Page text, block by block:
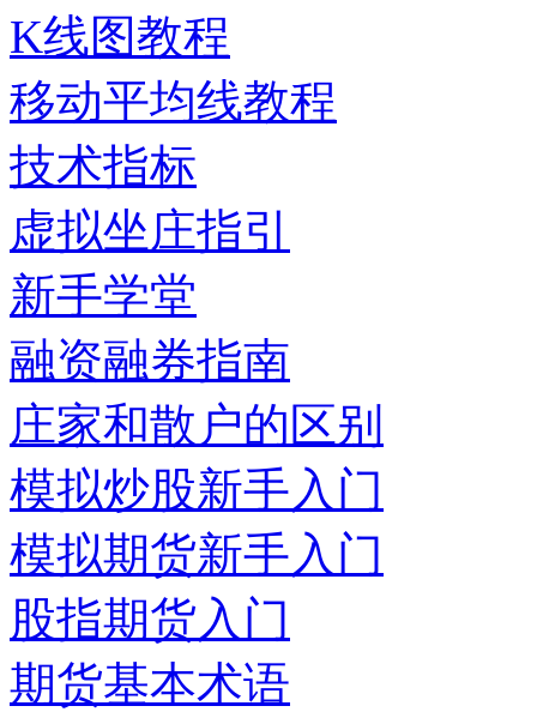
K线图教程
移动平均线教程
技术指标
虚拟坐庄指引
新手学堂
融资融券指南
庄家和散户的区别
模拟炒股新手入门
模拟期货新手入门
股指期货入门
期货基本术语